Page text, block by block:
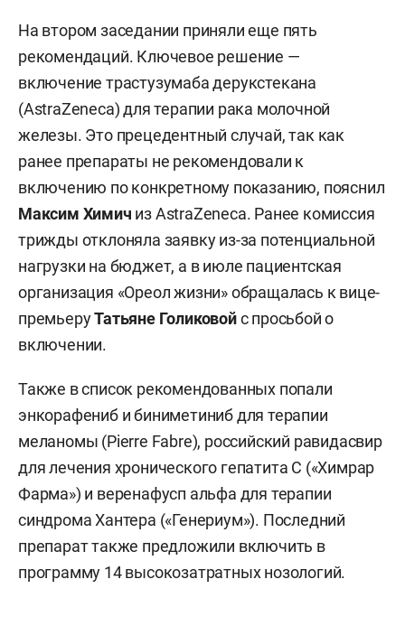
На втором заседании приняли еще пять
рекомендаций. Ключевое решение —
включение трастузумаба дерукстекана
(AstraZeneca) для терапии рака молочной
железы. Это прецедентный случай, так как
ранее препараты не рекомендовали к
включению по конкретному показанию, пояснил
Максим Химич из AstraZeneca. Ранее комиссия
трижды отклоняла заявку из-за потенциальной
нагрузки на бюджет, а в июле пациентская
организация «Ореол жизни» обращалась к вице-
премьеруТатьяне Голиковойс просьбой о
включении.
Также в список рекомендованных попали
энкорафениб и биниметиниб для терапии
меланомы (Pierre Fabre), российский равидасвир
для лечения хронического гепатита С («Химрар
Фарма») и веренафусп альфа для терапии
синдрома Хантера («Генериум»). Последний
препарат также предложили включить в
программу 14 высокозатратных нозологий.